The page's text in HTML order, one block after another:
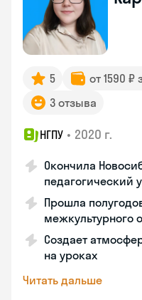
5 от 1590 ₽
3 отзыва
НГПУ • 2020 г.
Окончила
педагогический
Прошла
межкультурного
Создает
на уроках
Читать дальше